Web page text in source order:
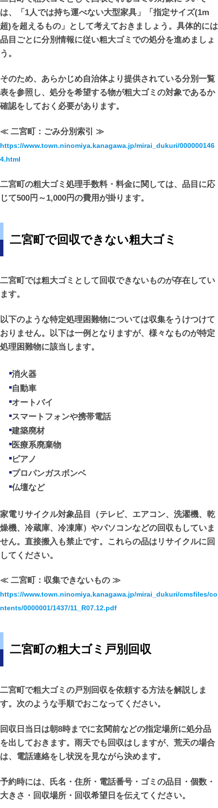
は、「1人では持ち運べない大型家具」「指定サイズ(1m
超)を超えるもの」として考えておきましょう。具体的には
品目ごとに分別情報に従い粗大ゴミでの処分を進めましょ
う。
そのため、あらかじめ自治体より提供されている分別一覧
表を参照し、処分を希望する物が粗大ゴミの対象であるか
確認をしておく必要があります。
≪ 二宮町：ごみ分別索引 ≫
https://www.town.ninomiya.kanagawa.jp/mirai_dukuri/000000146
4.html
二宮町の粗大ゴミ処理手数料・料金に関しては、品目に応
じて500円～1,000円の費用が掛ります。
二宮町で回収できない粗大ゴミ
二宮町では粗大ゴミとして回収できないものが存在してい
ます。
以下のような特定処理困難物については収集をうけつけて
おりません。以下は一例となりますが、様々なものが特定
処理困難物に該当します。
消火器
自動車
オートバイ
スマートフォンや携帯電話
建築廃材
医療系廃棄物
ピアノ
プロパンガスボンベ
仏壇など
家電リサイクル対象品目（テレビ、エアコン、洗濯機、乾
燥機、冷蔵庫、冷凍庫）やパソコンなどの回収もしていま
せん。直接搬入も禁止です。これらの品はリサイクルに回
してください。
≪ 二宮町：収集できないもの ≫
https://www.town.ninomiya.kanagawa.jp/mirai_dukuri/cmsfiles/co
ntents/0000001/1437/11_R07.12.pdf
二宮町の粗大ゴミ戸別回収
二宮町で粗大ゴミの戸別回収を依頼する方法を解説しま
す。次のような手順でおこなってください。
回収日当日は朝8時までに玄関前などの指定場所に処分品
を出しておきます。雨天でも回収はしますが、荒天の場合
は、電話連絡をし状況を見ながら決めます。
予約時には、氏名・住所・電話番号・ゴミの品目・個数・
大きさ・回収場所・回収希望日を伝えてください。